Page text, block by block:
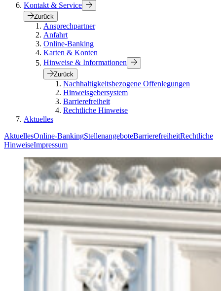
Kontakt & Service
Zurück
Ansprechpartner
Anfahrt
Online-Banking
Karten & Konten
Hinweise & Informationen
Zurück
Nachhaltigkeitsbezogene Offenlegungen
Hinweisgebersystem
Barrierefreiheit
Rechtliche Hinweise
Aktuelles
AktuellesOnline-BankingStellenangeboteBarrierefreiheitRechtliche
HinweiseImpressum